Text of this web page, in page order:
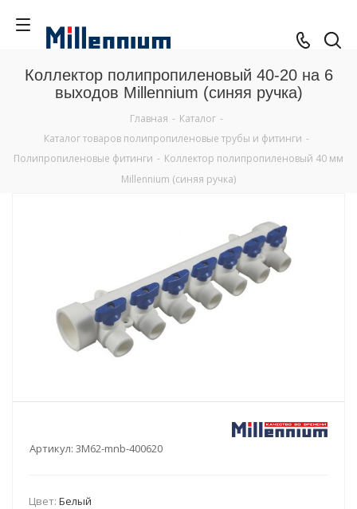
Коллектор полипропиленовый 40-20 на 6
выходов Millennium (синяя ручка)
Главная - Каталог -
Каталог товаров полипропиленовые трубы и фитинги -
Полипропиленовые фитинги - Коллектор полипропиленовый 40 мм
Millennium (синяя ручка)
Артикул: 3M62-mnb-400620
Цвет: Белый